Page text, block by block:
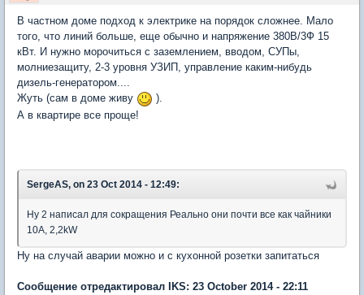
В частном доме подход к электрике на порядок сложнее. Мало
того, что линий больше, еще обычно и напряжение 380В/3Ф 15
кВт. И нужно морочиться с заземлением, вводом, СУПы,
молниезащиту, 2-3 уровня УЗИП, управление каким-нибудь
дизель-генератором....
Жуть (сам в доме живу
).
А в квартире все проще!
SergeAS, on 23 Oct 2014 - 12:49:
Ну 2 написал для сокращения Реально они почти все как чайники
10А, 2,2kW
Ну на случай аварии можно и с кухонной розетки запитаться
Сообщение отредактировал IKS: 23 October 2014 - 22:11